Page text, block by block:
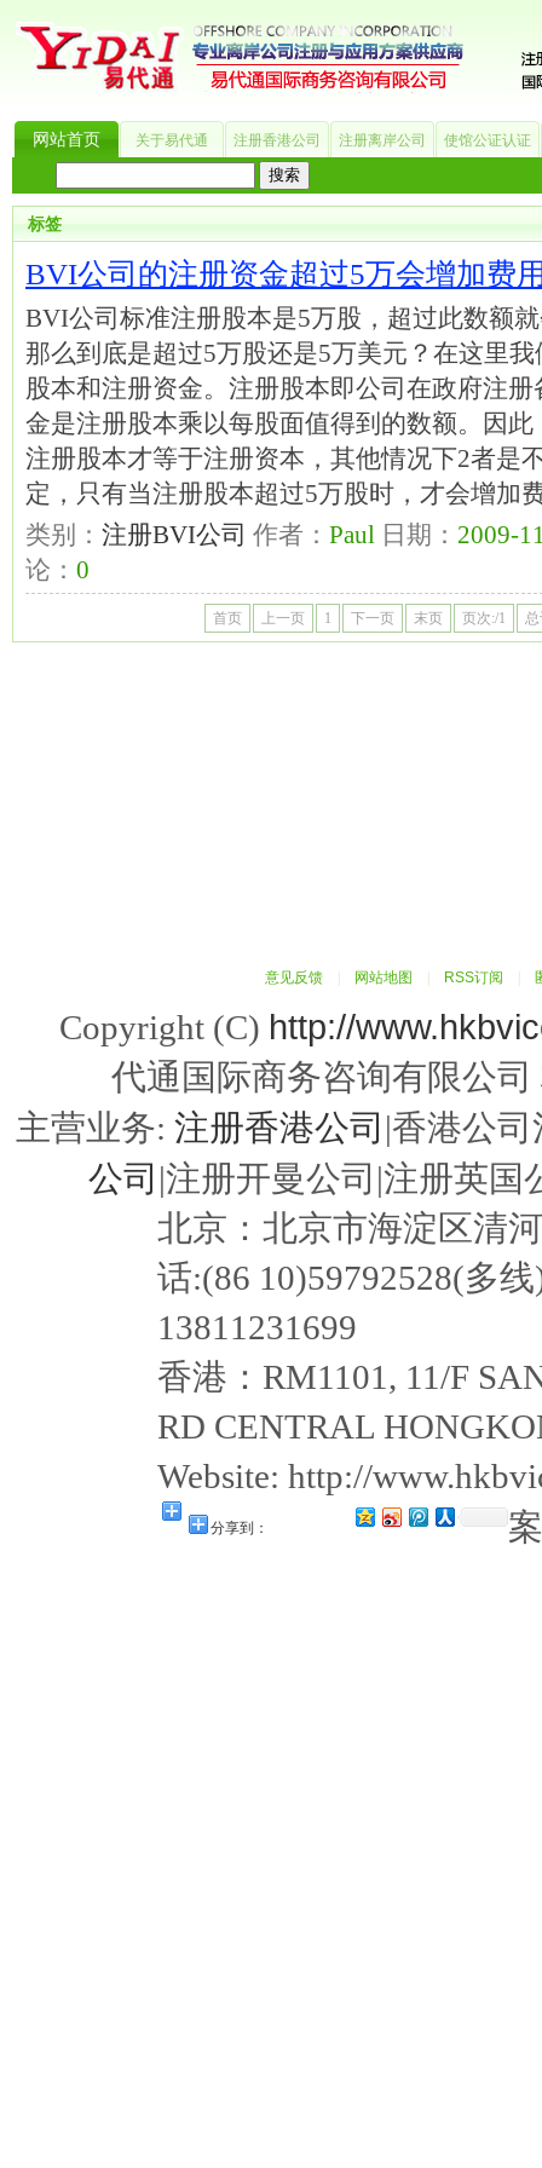
网站首页 关于易代通 注册香港公司 注册离岸公司 使馆公证认证
热门搜索：_? 美国公司 BVI公司 英国公司 银行开户 香港公司 商标注册
标签
BVI公司的注册资金超过5万会增加费
BVI公司标准注册股本是5万股，超过此数额
那么到底是超过5万股还是5万美元？在这里
股本和注册资金。注册股本即公司在政府注
金是注册股本乘以每股面值得到的数额。因
注册股本才等于注册资本，其他情况下2者是
定，只有当注册股本超过5万股时，才会增加
类别： 注册BVI公司 作者： Paul 日期： 2009-
论： 0
首页 上一页 1 下一页 末页 页次:/1
意见反馈 网站地图 RSS订阅
Copyright (C) http://
代通国际商务咨询有限公
主营业务: 注册香港公司 |香港公
公司 |注册开曼公司|注册英
北京：北京市海淀区清
话:(86 10)59792528(多
13811231699
香港：RM1101, 11/F
RD CENTRAL
Website: http://
分享到：